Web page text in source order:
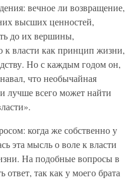
вечное ли возвращение,
высших ценностей,
до их вершины,
к власти как принцип жизни,
Но с каждым годом он,
что необычайная
лучше всего может найти
когда же собственно у
эта мысль о воле к власти
На подобные вопросы в
так как у моего брата